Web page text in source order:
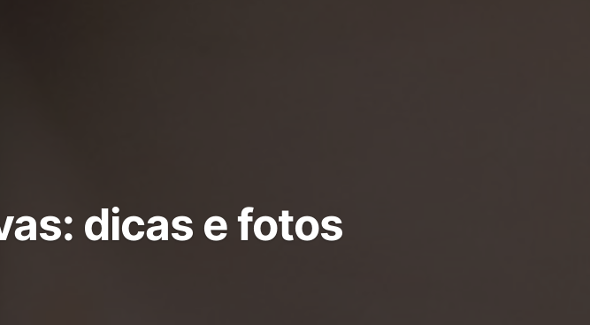
dicas e fotos